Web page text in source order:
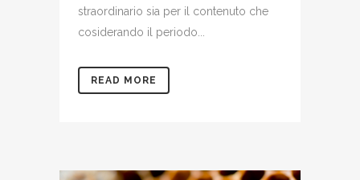
straordinario sia per il contenuto che
cosiderando il periodo...
READ MORE